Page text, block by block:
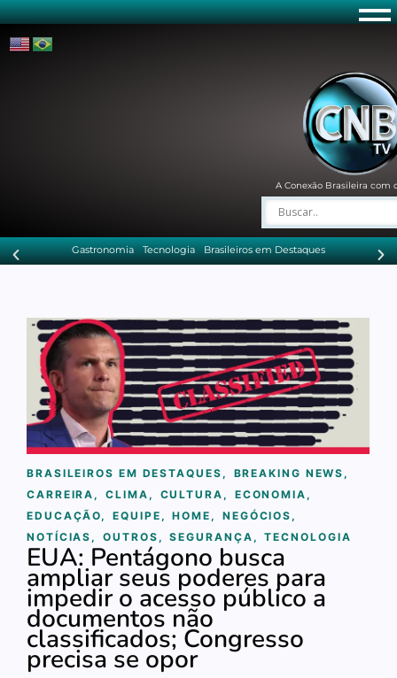
A Conexão Brasileira com
Gastronomia Tecnologia Brasileiros em Destaques
BRASILEIROS EM DESTAQUES , BREAKING NEWS ,
CARREIRA , CLIMA , CULTURA , ECONOMIA ,
EDUCAÇÃO, EQUIPE , HOME , NEGÓCIOS ,
NOTÍCIAS , OUTROS , SEGURANÇA , TECNOLOGIA
EUA: Pentágono busca
ampliar seus poderes para
impedir o acesso público a
documentos não
classificados; Congresso
precisa se opor